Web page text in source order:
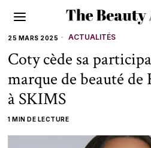
25 MARS 2025 ACTUALITÉS
Coty cède sa
marque de beauté
à SKIMS
1 MIN DE LECTURE